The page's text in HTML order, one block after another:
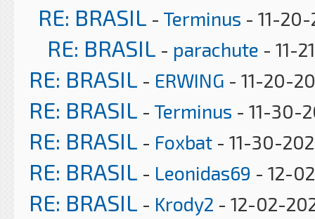
RE: BRASIL - Terminus - 11-
RE: BRASIL - parachute - 11-
RE: BRASIL - ERWING - 11-20-
RE: BRASIL - Terminus - 11-30-
RE: BRASIL - Foxbat - 11-30-
RE: BRASIL - Leonidas69 - 12-
RE: BRASIL - Krody2 - 12-02-